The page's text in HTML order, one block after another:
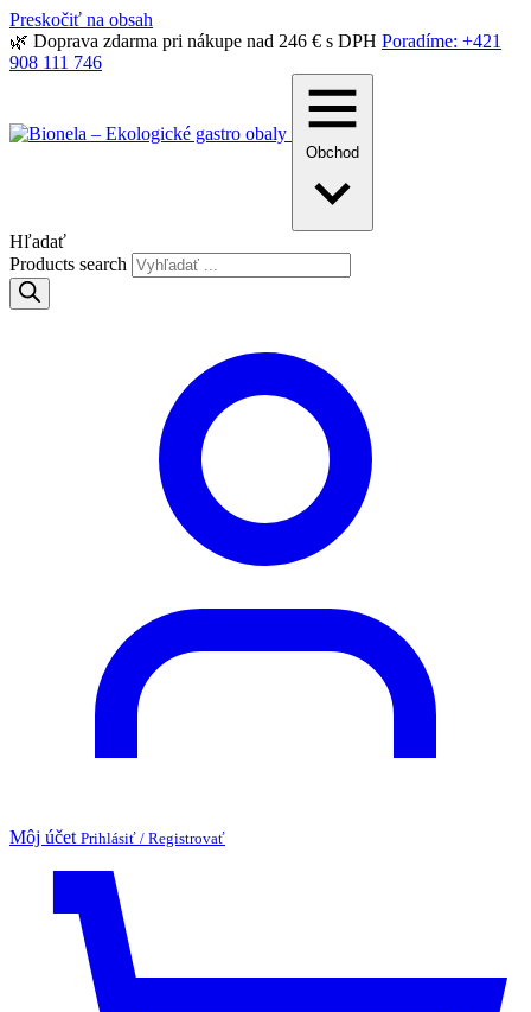
Preskočiť na obsah
🌿 Doprava zdarma pri nákupe nad 246 € s DPH Poradíme: +421
908 111 746
Obchod
Hľadať
Products search
Môj účet Prihlásiť / Registrovať